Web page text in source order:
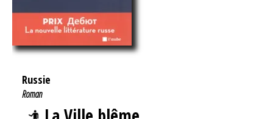
Russie
Roman